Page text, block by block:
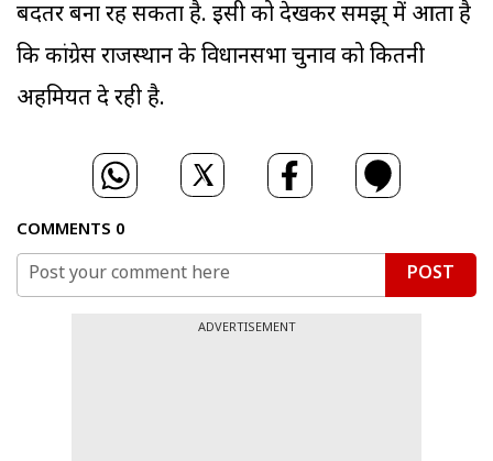
बदतर बना रह सकता है. इसी को देखकर समझ् में आता है
कि कांग्रेस राजस्थान के विधानसभा चुनाव को कितनी
अहमियत दे रही है.
COMMENTS 0
POST
ADVERTISEMENT